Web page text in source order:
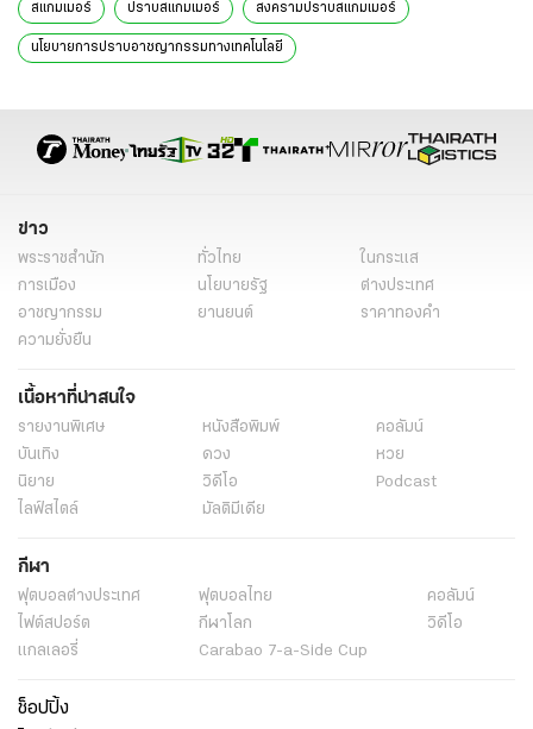
สแกมเมอร์ ปราบสแกมเมอร์ สงครามปราบสแกมเมอร์
นโยบายการปราบอาชญากรรมทางเทคโนโลยี
ไทยปราบสแกมเมอร์ นโยบายปราบสแกมเมอร์ ปราบบัญชีม้า
สแกมเมอร์หมายความว่าอะไร
สแกมเมอร์แปลว่าอะไรคะ สแกมเมอร์หมายความว่าอย่างไร
รายงานพิเศษ
เว็บไซต์พนัน พนัน
ข่าว
พระราชสำนัก ทั่วไทย
ในกระแส
การเมือง
นโยบายรัฐ
ต่างประเทศ
อาชญากรรม
ยานยนต์
ราคาทองคำ
ความยั่งยืน
เนื้อหาที่น่าสนใจ
รายงานพิเศษ หนังสือพิมพ์
คอลัมน์
บันเทิง
ดวง
หวย
นิยาย
วิดีโอ
Podcast
ไลฟ์สไตล์
มัลติมีเดีย
กีฬา
ฟุตบอลต่่างประเทศ ฟุตบอลไทย
คอลัมน์
ไฟต์สปอร์ต
กีฬาโลก
วิดีโอ
แกลเลอรี่
Carabao 7-a-Side Cup
ช็อปปิ้ง